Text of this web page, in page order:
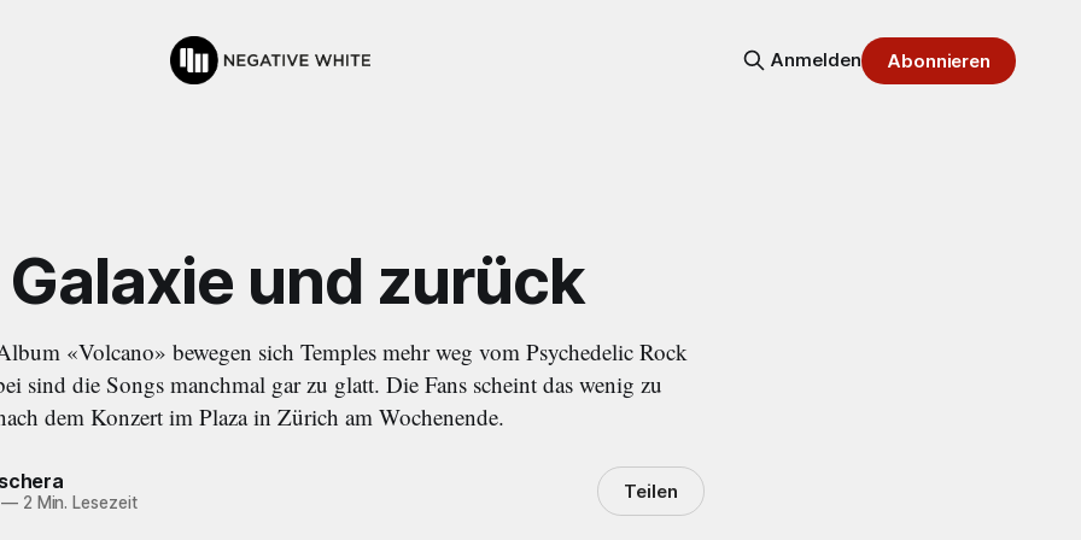
Anmelden Abonnieren
und zurück
«Volcano» bewegen sich Temples mehr weg vom Psychedelic Rock
sind die Songs manchmal gar zu glatt. Die Fans scheint das wenig zu
dem Konzert im Plaza in Zürich am Wochenende.
—2 Min. Lesezeit Teilen